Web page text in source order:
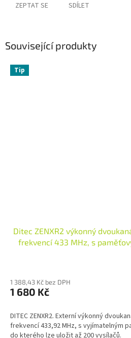
ZEPTAT SE SDÍLET
Související produkty
Tip
Ditec ZENXR2 výkonný
frekvencí 433 MHz, s
1 388,43 Kč bez DPH
1 680 Kč
DITEC ZENXR2. Externí výkonný
frekvencí 433,92 MHz, s vyjímatelným
do kterého lze uložit až 200 vysílačů.